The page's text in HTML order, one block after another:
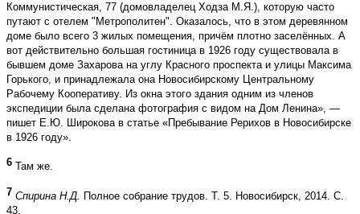
Коммунистическая, 77 (домовладелец Ходза М.Я.), которую часто
путают с отелем "Метрополитен". Оказалось, что в этом деревянном
доме было всего 3 жилых помещения, причём плотно заселённых. А
вот действительно большая гостиница в 1926 году существовала в
бывшем доме Захарова на углу Красного проспекта и улицы Максима
Горького, и принадлежала она Новосибирскому Центральному
Рабочему Кооперативу. Из окна этого здания одним из членов
экспедиции была сделана фотография с видом на Дом Ленина», —
пишет Е.Ю. Широкова в статье «Пребывание Рерихов в Новосибирске
в 1926 году».
6 Там же.
7 Спирина Н.Д.
Полное собрание трудов. Т. 5. Новосибирск, 2014. С.
43.